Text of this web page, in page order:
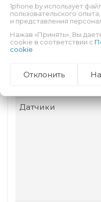
Разъем для док-
станции
Беспроводная
Датчики
1phone.by использует
пользовательского
и представления
Нажав «Принять», Вы
cookie в соответствии с
cookie
Отклонить